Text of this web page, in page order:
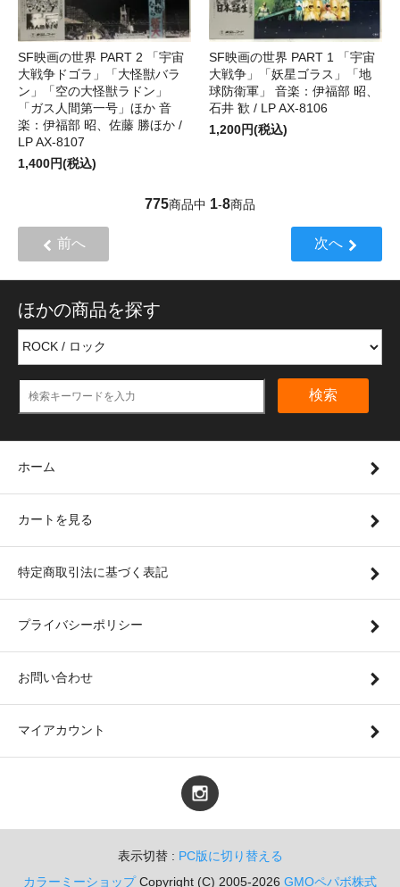
SF映画の世界 PART 2 「宇宙
大戦争ドゴラ」「大怪獣バラ
ン」「空の大怪獣ラドン」
「ガス人間第一号」ほか 音
楽：伊福部 昭、佐藤 勝ほか /
LP AX-8107
1,400円(税込)
SF映画の世界 PART 1 「宇宙
大戦争」「妖星ゴラス」「地
球防衛軍」 音楽：伊福部 昭、
石井 歓 / LP AX-8106
1,200円(税込)
775商品中 1-8商品
前へ 次へ
ほかの商品を探す
検索
ホーム
カートを見る
特定商取引法に基づく表記
プライバシーポリシー
お問い合わせ
マイアカウント
表示切替 : PC版に切り替える
カラーミーショップCopyright (C) 2005-2026 GMOペパボ株式